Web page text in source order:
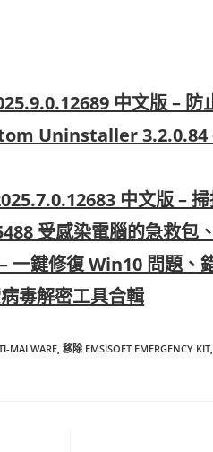
中文版 – 防
Uninstaller 3.2.0.84
中文版 –
受感染電腦的急救包
鍵修復 Win10 問題、
毒解密工具合輯
MALWARE 移除 EMSISOFT EMERGENCY KIT